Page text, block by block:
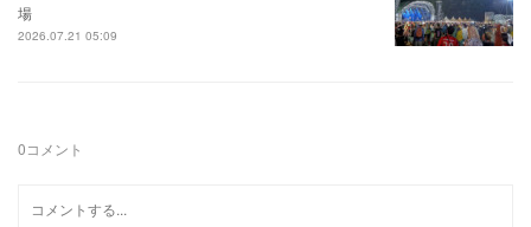
場
2026.07.21 05:09
0コメント